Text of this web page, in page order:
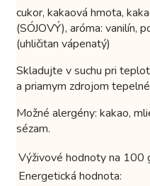
cukor, kakaová hmota,
(SÓJOVÝ), aróma: vanilín,
(uhličitan vápenatý)
Skladujte v suchu pri
a priamym zdrojom
Možné alergény: kakao,
sézam.
Výživové hodnoty na 100
Energetická hodnota: